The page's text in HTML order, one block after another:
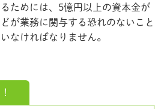
ためには、5億円以上の資本金が
が業務に関与する恐れのないこと
なければなりません。